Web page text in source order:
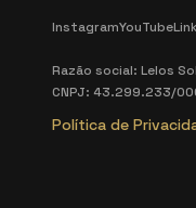
InstagramYouTube
Razão social: Lelos
CNPJ: 43.299.233/
Política de